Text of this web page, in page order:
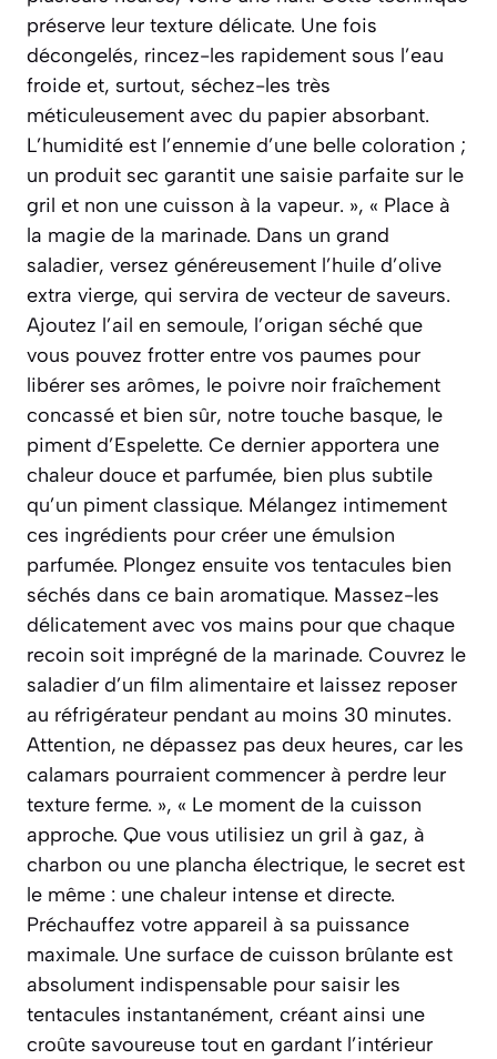
préserve leur texture délicate. Une fois
décongelés, rincez-les rapidement sous l’eau
froide et, surtout, séchez-les très
méticuleusement avec du papier absorbant.
L’humidité est l’ennemie d’une belle coloration ;
un produit sec garantit une saisie parfaite sur le
gril et non une cuisson à la vapeur. », « Place à
la magie de la marinade. Dans un grand
saladier, versez généreusement l’huile d’olive
extra vierge, qui servira de vecteur de saveurs.
Ajoutez l’ail en semoule, l’origan séché que
vous pouvez frotter entre vos paumes pour
libérer ses arômes, le poivre noir fraîchement
concassé et bien sûr, notre touche basque, le
piment d’Espelette. Ce dernier apportera une
chaleur douce et parfumée, bien plus subtile
qu’un piment classique. Mélangez intimement
ces ingrédients pour créer une émulsion
parfumée. Plongez ensuite vos tentacules bien
séchés dans ce bain aromatique. Massez-les
délicatement avec vos mains pour que chaque
recoin soit imprégné de la marinade. Couvrez le
saladier d’un film alimentaire et laissez reposer
au réfrigérateur pendant au moins 30 minutes.
Attention, ne dépassez pas deux heures, car les
calamars pourraient commencer à perdre leur
texture ferme. », « Le moment de la cuisson
approche. Que vous utilisiez un gril à gaz, à
charbon ou une plancha électrique, le secret est
le même : une chaleur intense et directe.
Préchauffez votre appareil à sa puissance
maximale. Une surface de cuisson brûlante est
absolument indispensable pour saisir les
tentacules instantanément, créant ainsi une
croûte savoureuse tout en gardant l’intérieur